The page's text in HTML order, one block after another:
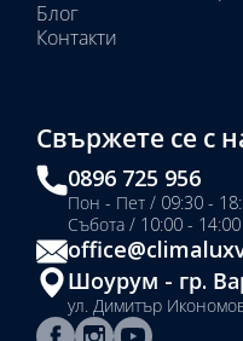
Блог
Контакти
Свържете се с
0896 725 956
Пон - Пет / 09:30 -
Събота / 10:00 - 14:00
Шоурум - гр.
ул. Димитър